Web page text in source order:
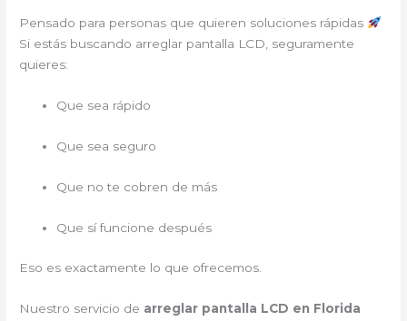
Pensado para personas que quieren soluciones rápidas
Si estás buscando arreglar pantalla LCD, seguramente
quieres:
Que sea rápido
Que sea seguro
Que no te cobren de más
Que sí funcione después
Eso es exactamente lo que ofrecemos.
Nuestro servicio de arreglar pantalla LCD en Florida